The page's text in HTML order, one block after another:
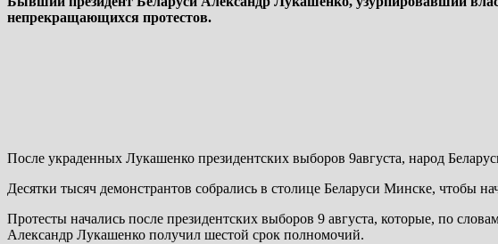
непрекращающихся протестов.
После украденных Лукашенко президентских выборов 9августа, народ
Десятки тысяч демонстрантов собрались в столице Беларуси Минске, чтобы
Протесты начались после президентских выборов 9 августа, которые, по
Александр Лукашенко получил шестой срок полномочий.